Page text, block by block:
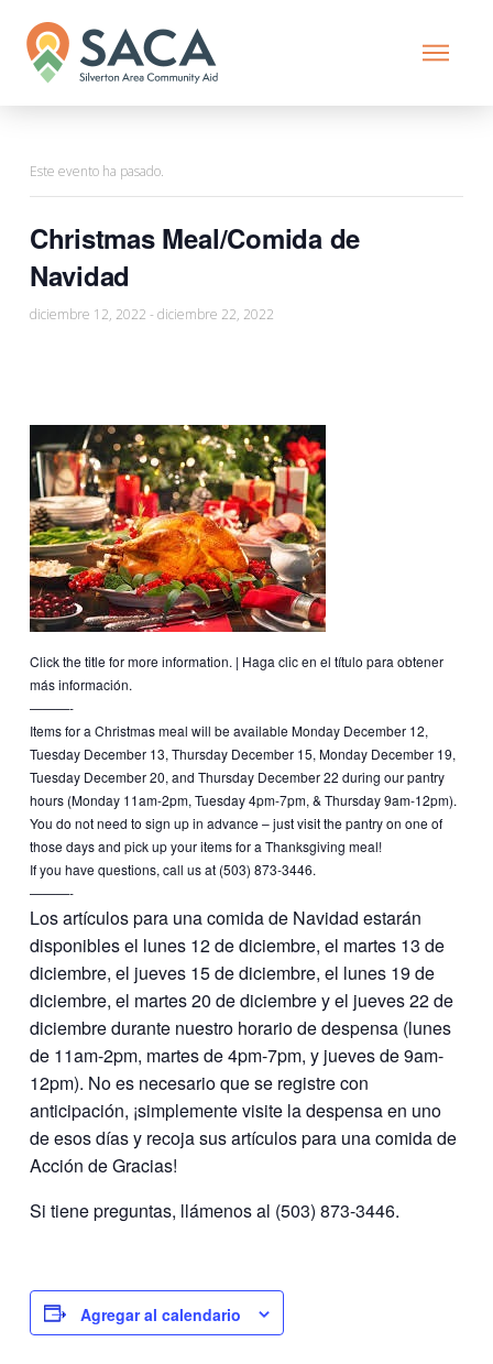
Este evento ha pasado.
Christmas Meal/Comida de
Navidad
diciembre 12, 2022 - diciembre 22, 2022
Click the title for more information. | Haga clic en el título para obtener
más información.
———-
Items for a Christmas meal will be available Monday December 12,
Tuesday December 13, Thursday December 15, Monday December 19,
Tuesday December 20, and Thursday December 22 during our pantry
hours (Monday 11am-2pm, Tuesday 4pm-7pm, & Thursday 9am-12pm).
You do not need to sign up in advance – just visit the pantry on one of
those days and pick up your items for a Thanksgiving meal!
If you have questions, call us at (503) 873-3446.
———-
Los artículos para una comida de Navidad estarán
disponibles el lunes 12 de diciembre, el martes 13 de
diciembre, el jueves 15 de diciembre, el lunes 19 de
diciembre, el martes 20 de diciembre y el jueves 22 de
diciembre durante nuestro horario de despensa (lunes
de 11am-2pm, martes de 4pm-7pm, y jueves de 9am-
12pm). No es necesario que se registre con
anticipación, ¡simplemente visite la despensa en uno
de esos días y recoja sus artículos para una comida de
Acción de Gracias!
Si tiene preguntas, llámenos al (503) 873-3446.
Agregar al calendario